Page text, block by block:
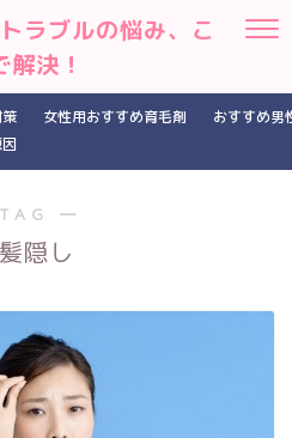
ラブルの悩み、こ
解決！
女性用おすすめ育毛剤 おすすめ男
―
隠し